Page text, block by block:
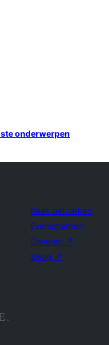
onderwerpen
Raak betrokken
Evenementen
Doneren ↗
Swag ↗